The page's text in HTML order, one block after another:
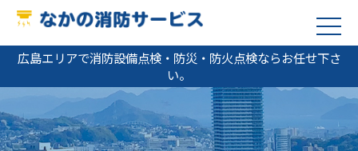
広島エリアで消防設備点検・防災・防火点検ならお任せ下さ
い。